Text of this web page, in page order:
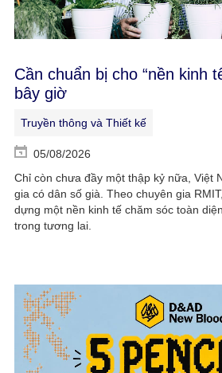
Cần chuẩn bị cho “nền kinh
bây giờ
Truyền thông và Thiết kế
05/08/2026
Chỉ còn chưa đầy một thập kỷ nữa, Việt
gia có dân số già. Theo chuyên gia
dựng một nền kinh tế chăm sóc toàn
trong tương lai.